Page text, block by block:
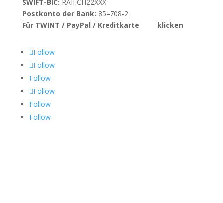
SWIFT-BIC: RAIFCH22XXX
Postkonto der Bank: 85–708‑2
Für TWINT / PayPal / Kreditkarte
klicken
Follow
Follow
Follow
Follow
Follow
Follow